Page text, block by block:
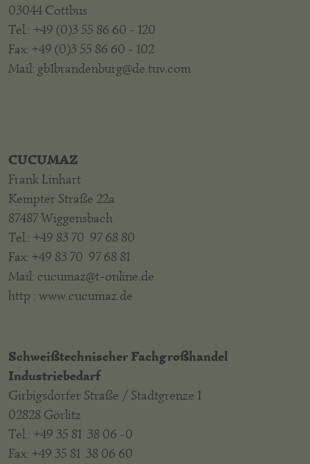
03044 Cottbus
Tel.: +49 (0)3 55 86 60 - 120
Fax: +49 (0)3 55 86 60 - 102
Mail: gb1brandenburg@de.tuv.com
CUCUMAZ
Frank Linhart
Kempter Straße 22a
87487 Wiggensbach
Tel.: +49 83 70 97 68 80
Fax: +49 83 70 97 68 81
Mail: cucumaz@t-online.de
http : www.cucumaz.de
Schweißtechnischer Fachgroßhandel
Industriebedarf
Girbigsdorfer Straße / Stadtgrenze 1
02828 Görlitz
Tel.: +49 35 81 38 06 -0
Fax: +49 35 81 38 06 60